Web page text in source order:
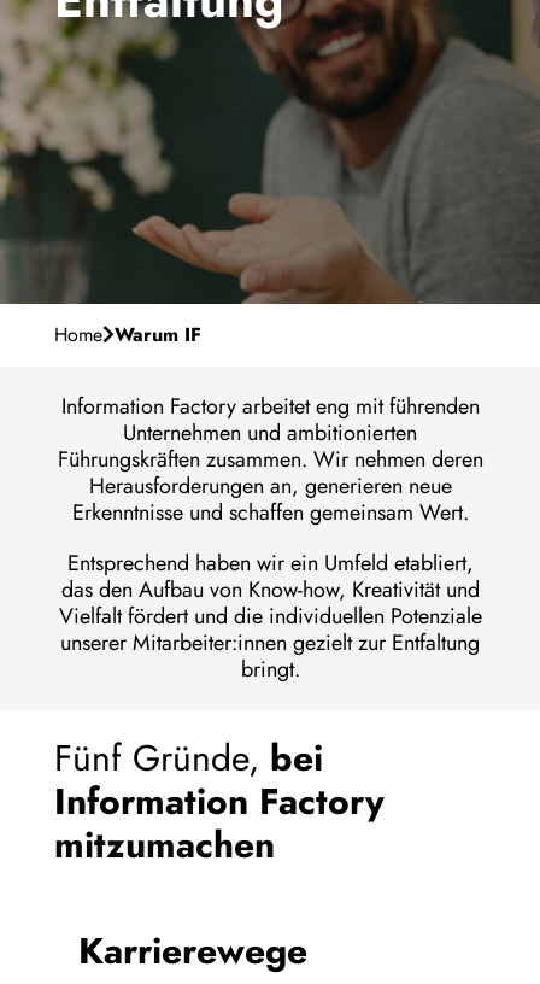
Unser Purpose
Management-Team
Meilensteine
Standorte
Karriere
Warum IF
Persönliche Entwicklung
Offene Stellen
Contact
Home Warum IF
Information Factory arbeitet eng mit führenden
Unternehmen und ambitionierten
Führungskräften zusammen. Wir nehmen deren
Herausforderungen an, generieren neue
Erkenntnisse und schaffen gemeinsam Wert.
Entsprechend haben wir ein Umfeld etabliert,
das den Aufbau von Know-how, Kreativität und
Vielfalt fördert und die individuellen Potenziale
unserer Mitarbeiter:innen gezielt zur Entfaltung
bringt.
Fünf Gründe, bei
Information Factory
mitzumachen
Karrierewege